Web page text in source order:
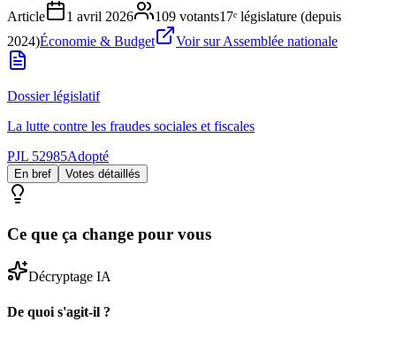
Article
1 avril 2026 109 votants17ᵉ législature (depuis
2024)Économie & Budget Voir sur Assemblée nationale
Dossier législatif
La lutte contre les fraudes sociales et fiscales
PJL 52985Adopté
En bref Votes détaillés
Ce que ça change pour vous
Décryptage IA
De quoi s'agit-il ?